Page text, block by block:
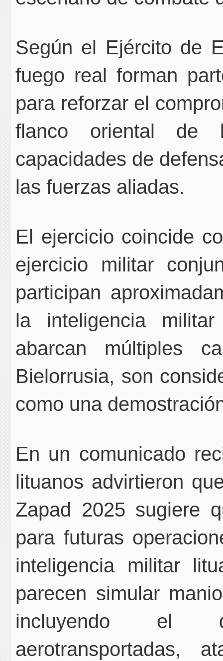
Según el Ejército de
fuego real forman
para reforzar el
flanco oriental de
capacidades de
las fuerzas aliadas.
El ejercicio coincide
ejercicio militar
participan
la inteligencia
abarcan múltiples
Bielorrusia, son
como una
En un comunicado
lituanos advirtieron
Zapad 2025 sugiere
para futuras
inteligencia militar
parecen simular
incluyendo el
aerotransportadas,